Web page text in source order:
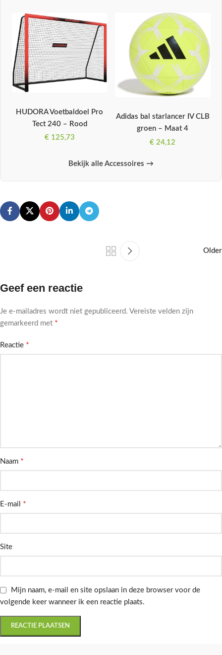
HUDORA Voetbaldoel Pro
Tect 240 – Rood
€125,73
Adidas bal starlancer IV CLB
groen – Maat 4
€ 24,12
Bekijk alle Accessoires →
Older
Geef een reactie
Je e-mailadres wordt niet gepubliceerd. Vereiste velden zijn
gemarkeerd met *
Reactie *
Naam *
E-mail *
Site
Mijn naam, e-mail en site opslaan in deze browser voor de
volgende keer wanneer ik een reactie plaats.